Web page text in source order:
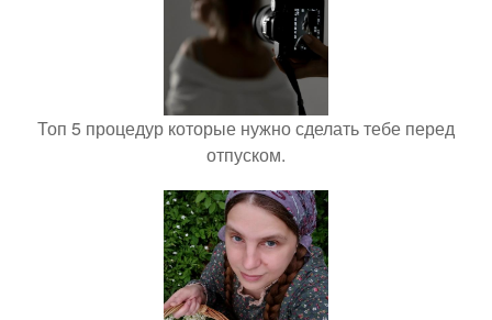
Топ 5 процедур которые нужно сделать тебе перед
отпуском.